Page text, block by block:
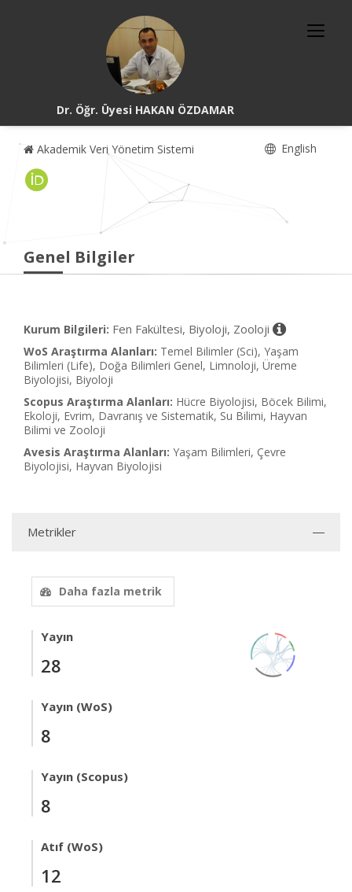
Dr. Öğr. Üyesi HAKAN ÖZDAMAR
Akademik Veri Yönetim Sistemi English
Genel Bilgiler
Kurum Bilgileri: Fen Fakültesi, Biyoloji, Zooloji
WoS Araştırma Alanları: Temel Bilimler (Sci), Yaşam
Bilimleri (Life), Doğa Bilimleri Genel, Limnoloji, Üreme
Biyolojisi, Biyoloji
Scopus Araştırma Alanları: Hücre Biyolojisi, Böcek Bilimi,
Ekoloji, Evrim, Davranış ve Sistematik, Su Bilimi, Hayvan
Bilimi ve Zooloji
Avesis Araştırma Alanları: Yaşam Bilimleri, Çevre
Biyolojisi, Hayvan Biyolojisi
Metrikler
Daha fazla metrik
Yayın
28
Yayın (WoS)
8
Yayın (Scopus)
8
Atıf (WoS)
12